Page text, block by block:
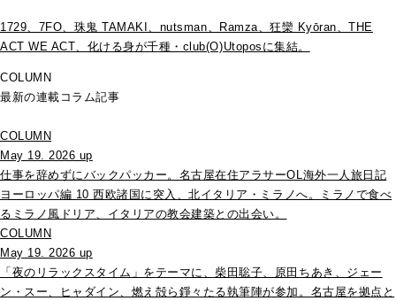
1729、7FO、珠鬼 TAMAKI、nutsman、Ramza、狂欒 Kyōran、THE
ACT WE ACT、化ける身が千種・club(O)Utoposに集結。
COLUMN
最新の連載コラム記事
COLUMN
May 19. 2026 up
仕事を辞めずにバックパッカー。名古屋在住アラサーOL海外一人旅日記
ヨーロッパ編 10 西欧諸国に突入、北イタリア・ミラノへ。ミラノで食べ
るミラノ風ドリア、イタリアの教会建築との出会い。
COLUMN
May 19. 2026 up
「夜のリラックスタイム」をテーマに、柴田聡子、原田ちあき、ジェー
ン・スー、ヒャダイン、燃え殻ら錚々たる執筆陣が参加。名古屋を拠点と